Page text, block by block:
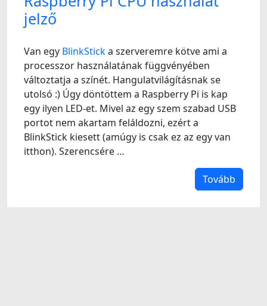
jelző
Van egy BlinkSticka szerveremre kötve ami a
processzor használatának függvényében
változtatja a színét. Hangulatvilágításnak se
utolsó :) Úgy döntöttem a Raspberry Pi is kap
egy ilyen LED-et. Mivel az egy szem szabad USB
portot nem akartam feláldozni, ezért a
BlinkStick kiesett (amúgy is csak ez az egy van
itthon). Szerencsére …
Tovább